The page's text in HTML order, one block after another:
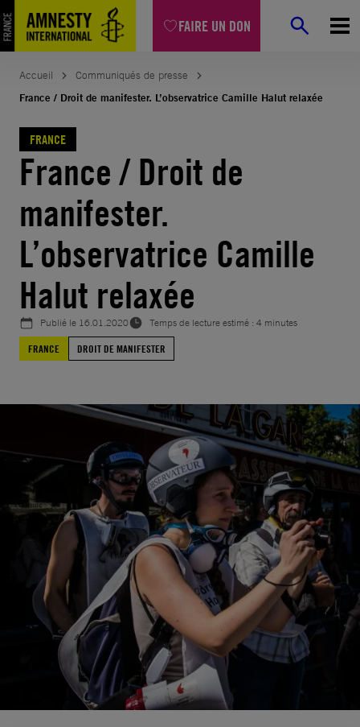
FAIRE UN DON
Aller
au
contenu
Accueil
Communiqués de presse
France / Droit de manifester. L’observatrice Camille Halut relaxée
FRANCE
France / Droit de
manifester.
L’observatrice Camille
Halut relaxée
Publié le 16.01.2020
Temps de lecture estimé : 4 minutes
FRANCE
DROIT DE MANIFESTER